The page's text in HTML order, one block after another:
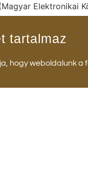
tartalmaz
hogy weboldalunk a